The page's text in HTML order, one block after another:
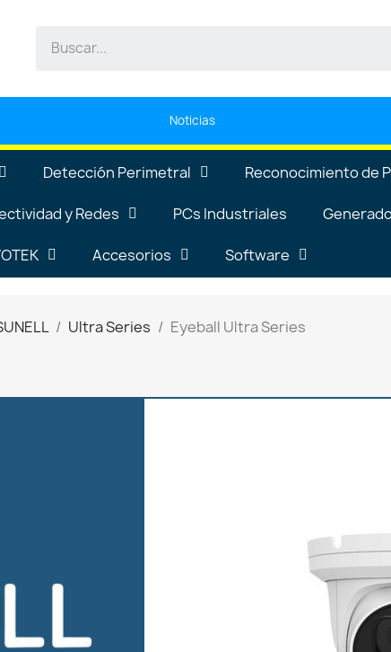
Noticias
Detección Perimetral Reconocimiento de
y Redes PCs Industriales
Accesorios Software
Ultra Series Eyeball Ultra Series